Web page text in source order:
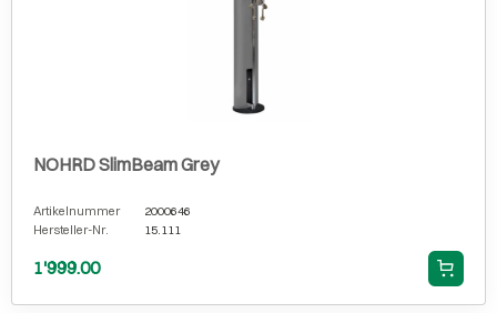
NOHRD SlimBeam Grey
Artikelnummer
2000646
Hersteller-Nr.
15.111
1'999.00